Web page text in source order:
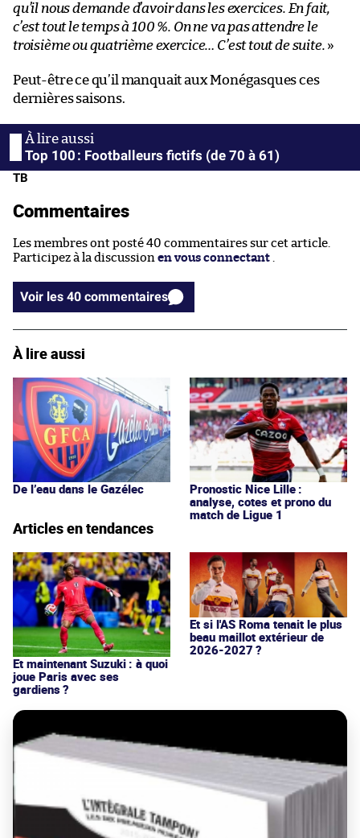
qu’il nous demande d’avoir dans les exercices. En fait,
c’est tout le temps à 100 %. On ne va pas attendre le
troisième ou quatrième exercice… C’est tout de suite. »
Peut-être ce qu’il manquait aux Monégasques ces
dernières saisons.
Top 100 : Footballeurs fictifs (de 70 à 61)
TB
Commentaires
Les membres ont posté 40 commentaires sur cet article.
Participez à la discussion en vous connectant
Voir les 40 commentaires
À lire aussi
De l’eau dans le Gazélec
Pronostic Nice Lille :
analyse, cotes et prono du
match de Ligue 1
Articles en tendances
Et maintenant Suzuki : à quoi
joue Paris avec ses
gardiens ?
Et si l'AS Roma tenait le plus
beau maillot extérieur de
2026-2027 ?